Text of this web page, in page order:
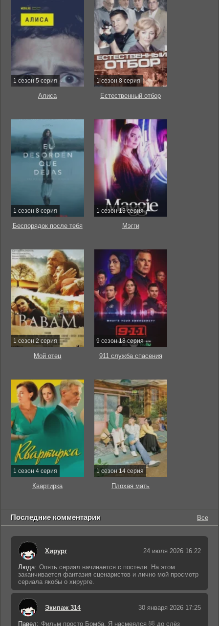
1 сезон 5 серия
Алиса
1 сезон 8 серия
Естественный отбор
1 сезон 8 серия
Беспорядок после тебя
1 сезон 13 серия
Мэгги
1 сезон 2 серия
Мой отец
9 сезон 18 серия
911 служба спасения
1 сезон 4 серия
Квартирка
1 сезон 14 серия
Плохая мать
Последние комментарии Все
Хирург 24 июля 2026 16:22
Люда: Опять сериал начинается с постели. На этом
заканчивается фантазия сценаристов и лично мой просмотр
сериала якобы о хирурге.
Экипаж 314 30 января 2026 17:25
Павел: Фильм просто Бомба. Я насмеялся 🤣 до слёз